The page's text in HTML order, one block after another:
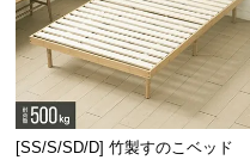
[SS/S/SD/D] 竹製すのこベッド